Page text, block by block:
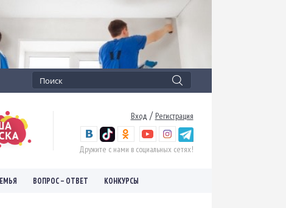
Вход / Регистрация
Дружите с нами в социальных сетях!
ВОПРОС – ОТВЕТ КОНКУРСЫ